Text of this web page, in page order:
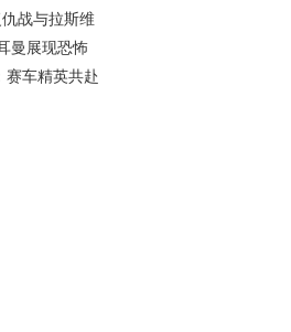
战与拉斯维
曼展现恐怖
赛车精英共赴